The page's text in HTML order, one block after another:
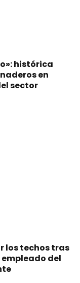
histórica
en
sector
los techos tras
empleado del